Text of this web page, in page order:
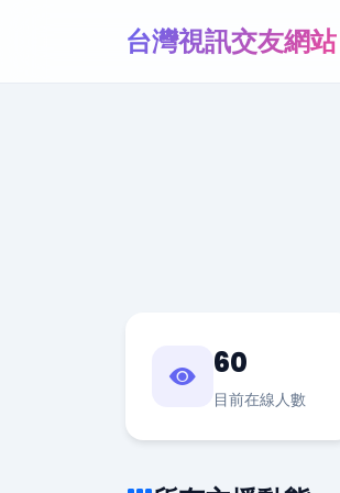
台灣視訊交友網站
60
目前在線人數